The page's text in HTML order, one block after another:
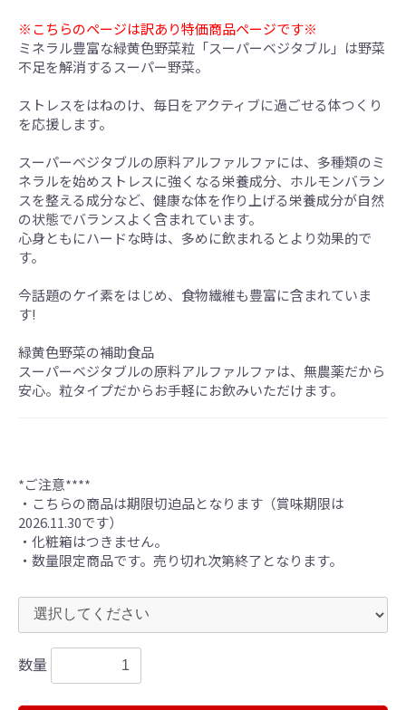
※こちらのページは訳あり特価商品ページです※
ミネラル豊富な緑黄色野菜粒「スーパーベジタブル」は野菜
不足を解消するスーパー野菜。
ストレスをはねのけ、毎日をアクティブに過ごせる体つくり
を応援します。
スーパーベジタブルの原料アルファルファには、多種類のミ
ネラルを始めストレスに強くなる栄養成分、ホルモンバラン
スを整える成分など、健康な体を作り上げる栄養成分が自然
の状態でバランスよく含まれています。
心身ともにハードな時は、多めに飲まれるとより効果的で
す。
今話題のケイ素をはじめ、食物繊維も豊富に含まれていま
す!
緑黄色野菜の補助食品
スーパーベジタブルの原料アルファルファは、無農薬だから
安心。粒タイプだからお手軽にお飲みいただけます。
*ご注意****
・こちらの商品は期限切迫品となります（賞味期限は
2026.11.30です）
・化粧箱はつきません。
・数量限定商品です。売り切れ次第終了となります。
数量
お買い物を続ける